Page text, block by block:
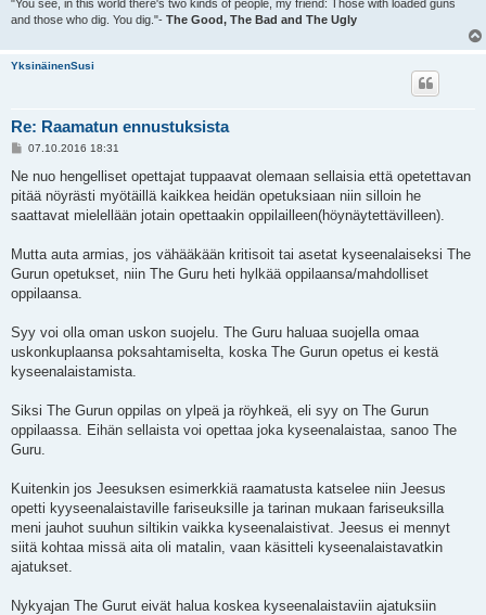
"You see, in this world there's two kinds of people, my friend: Those with loaded guns
and those who dig. You dig."- The Good, The Bad and The Ugly
YksinäinenSusi
Re: Raamatun ennustuksista
V
e
t
i
07.10.2016 18:31
Ne nuo hengelliset opettajat tuppaavat olemaan sellaisia että opetettavan
pitää nöyrästi myötäillä kaikkea heidän opetuksiaan niin silloin he
saattavat mielellään jotain opettaakin oppilailleen(höynäytettävilleen).
Mutta auta armias, jos vähääkään kritisoit tai asetat kyseenalaiseksi The
Gurun opetukset, niin The Guru heti hylkää oppilaansa/mahdolliset
oppilaansa.
Syy voi olla oman uskon suojelu. The Guru haluaa suojella omaa
uskonkuplaansa poksahtamiselta, koska The Gurun opetus ei kestä
kyseenalaistamista.
Siksi The Gurun oppilas on ylpeä ja röyhkeä, eli syy on The Gurun
oppilaassa. Eihän sellaista voi opettaa joka kyseenalaistaa, sanoo The
Guru.
Kuitenkin jos Jeesuksen esimerkkiä raamatusta katselee niin Jeesus
opetti kyyseenalaistaville fariseuksille ja tarinan mukaan fariseuksilla
meni jauhot suuhun siltikin vaikka kyseenalaistivat. Jeesus ei mennyt
siitä kohtaa missä aita oli matalin, vaan käsitteli kyseenalaistavatkin
ajatukset.
Nykyajan The Gurut eivät halua koskea kyseenalaistaviin ajatuksiin